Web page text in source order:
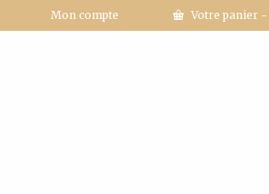
Mon compte Votre panier -